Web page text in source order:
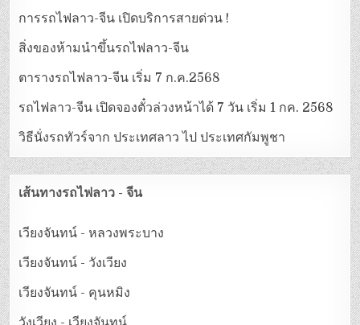
การรถไฟลาว-จีน เปิดบริการสายด่วน !
สิ่งของห้ามนำขึ้นรถไฟลาว-จีน
ตารางรถไฟลาว-จีน เริ่ม 7 ก.ค.2568
รถไฟลาว-จีน เปิดจองตั๋วล่วงหน้าได้ 7 วัน เริ่ม 1 กค. 2568
วิธีนั่งรถทัวร์จาก ประเทศลาว ไป ประเทศกัมพูชา
เส้นทางรถไฟลาว - จีน
เวียงจันทน์ - หลวงพระบาง
เวียงจันทน์ - วังเวียง
เวียงจันทน์ - คุนหมิง